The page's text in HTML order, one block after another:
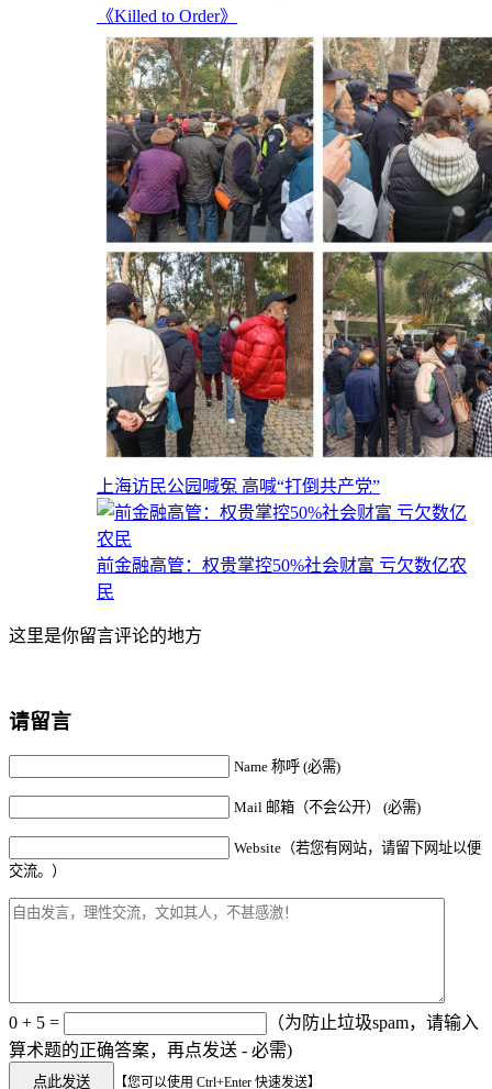
《Killed to Order》
上海访民公园喊冤 高喊“打倒共产党”
前金融高管：权贵掌控50%社会财富 亏欠数亿农
民
这里是你留言评论的地方
请留言
Name 称呼 (必需)
Mail 邮箱（不会公开） (必需)
Website（若您有网站，请留下网址以便
交流。）
0 + 5 =
（为防止垃圾spam，请输入
算术题的正确答案，再点发送 - 必需)
【您可以使用 Ctrl+Enter 快速发送】